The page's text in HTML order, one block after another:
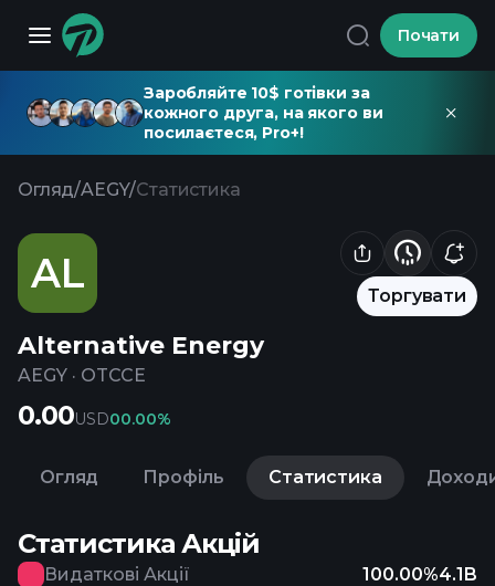
Почати
Заробляйте 10$ готівки за
кожного друга, на якого ви
посилаєтеся, Pro+!
Огляд/AEGY/Статистика
AL Торгувати
Alternative Energy
AEGY · OTCCE
0.00USD00.00%
Огляд Профіль Статистика
Статистика Акцій
Видаткові Акції 100.00%4.1B